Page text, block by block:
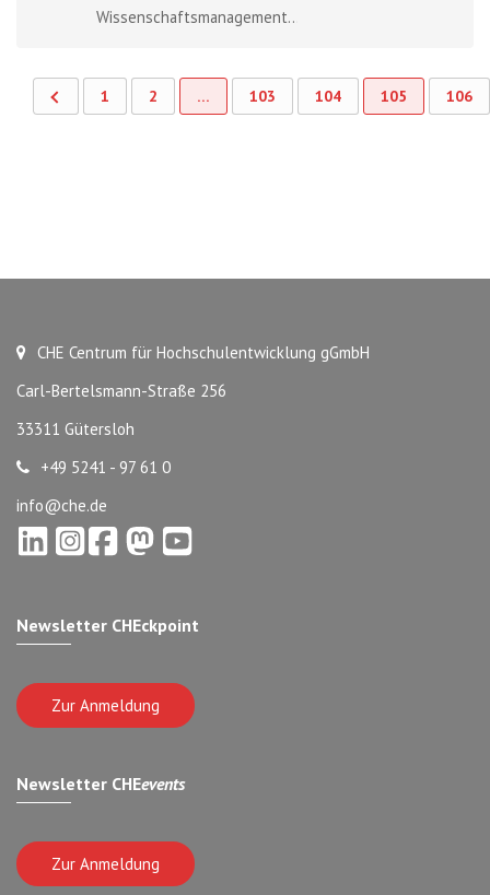
Wissenschaftsmanagement...
1 2 … 103 104 105 106
CHE Centrum für Hochschulentwicklung gGmbH
Carl-Bertelsmann-Straße 256
33311 Gütersloh
+49 5241 - 97 61 0
info@che.de
Newsletter CHEckpoint
Zur Anmeldung
Newsletter CHEevents
Zur Anmeldung